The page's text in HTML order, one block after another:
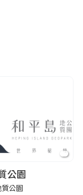
公園
公園